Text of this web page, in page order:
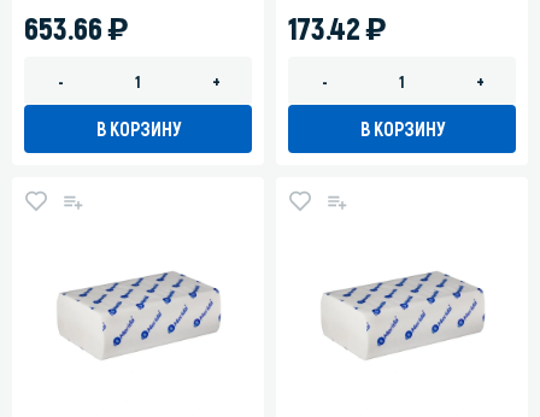
653.66)
- +
В КОРЗИНУ
173.42)
- +
В КОРЗИНУ